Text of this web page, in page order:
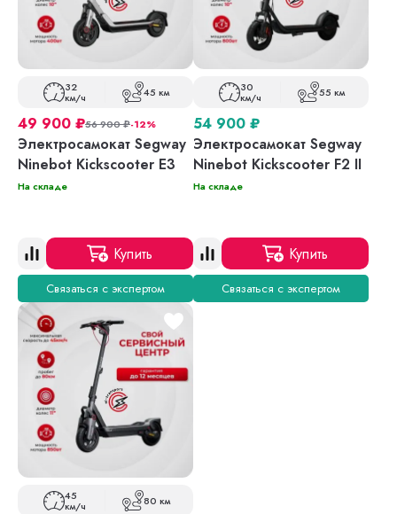
32
км/ч 45 км
49 900 ₽56 900₽-12%
Электросамокат Segway
Ninebot Kickscooter E3
На складе
Купить
Связаться с экспертом
30
км/ч 55 км
54 900 ₽
Электросамокат Segway
Ninebot Kickscooter F2 II
На складе
Купить
Связаться с экспертом
45
км/ч 80 км